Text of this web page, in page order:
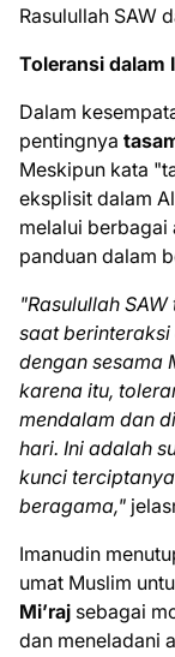
Rasulullah SAW
Toleransi dalam
Dalam
pentingnya
Meskipun kata
eksplisit dalam
melalui berbagai
panduan dalam
"Rasulullah
saat
dengan sesama
karena itu,
mendalam dan
hari. Ini adalah
kunci
beragama,"
Imanudin
umat Muslim
Mi’raj sebagai
dan meneladani